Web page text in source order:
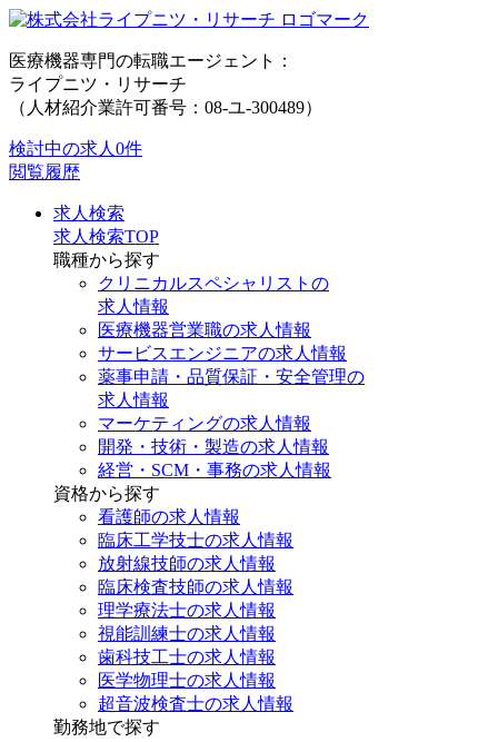
医療機器専門の転職エージェント：
ライプニツ・リサーチ
（人材紹介業許可番号：08-ユ-300489）
検討中の求人 0件
閲覧履歴
求人検索
求人検索TOP
職種から探す
クリニカルスペシャリストの
求人情報
医療機器営業職の求人情報
サービスエンジニアの求人情報
薬事申請・品質保証・安全管理の
求人情報
マーケティングの求人情報
開発・技術・製造の求人情報
経営・SCM・事務の求人情報
資格から探す
看護師の求人情報
臨床工学技士の求人情報
放射線技師の求人情報
臨床検査技師の求人情報
理学療法士の求人情報
視能訓練士の求人情報
歯科技工士の求人情報
医学物理士の求人情報
超音波検査士の求人情報
勤務地で探す